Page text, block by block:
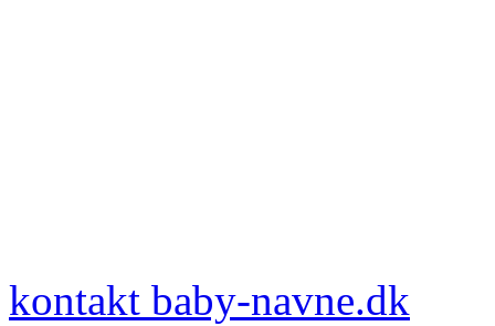
kontakt baby-navne.dk